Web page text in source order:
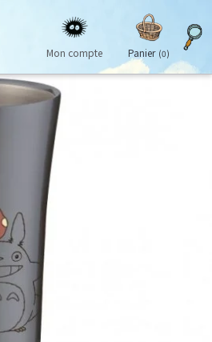
Mon compte Panier (0)